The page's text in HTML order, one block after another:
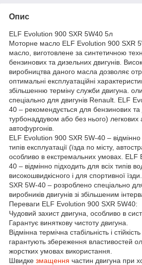
Опис
ELF Evolution 900 SXR 5W40 5л
Моторне масло ELF Evolution 900 SXR
масло, виготовлене за синтетичною
бензинових та дизельних двигунів.
виробництва даного масла дозволяє
оптимальні експлуатаційні
збільшенню терміну служби двигуна.
спеціально для двигунів Renault. ELF
40 – рекомендується для бензинових та
турбонаддувом або без нього) легкових
автофургонів.
ELF Evolution 900 SXR 5W-40 – відмінно
типів експлуатації (їзда по місту,
особливо в екстремальних умовах. ELF
40 – відмінно підходить для всіх типів
високошвидкісного і для спортивної
SXR 5W-40 – розроблено спеціально
виробників двигунів зі збільшеним
Переваги ELF Evolution 900 SXR 5W40:
Чудовий захист двигуна, особливо в
Гарантує виняткову чистоту двигуна.
Відмінна термічна стабільність і
гарантують збереження властивостей
жорстких умовах використання.
Швидке змащення частин двигуна при